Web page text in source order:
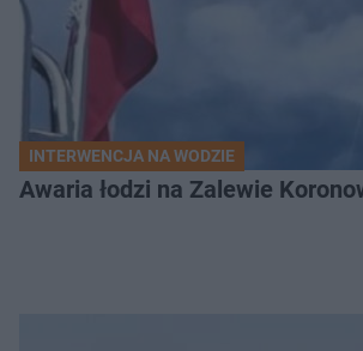
INTERWENCJA NA WODZIE
Awaria łodzi na Zalewie